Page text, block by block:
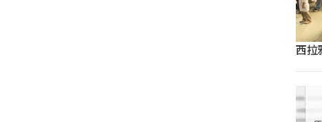
西拉